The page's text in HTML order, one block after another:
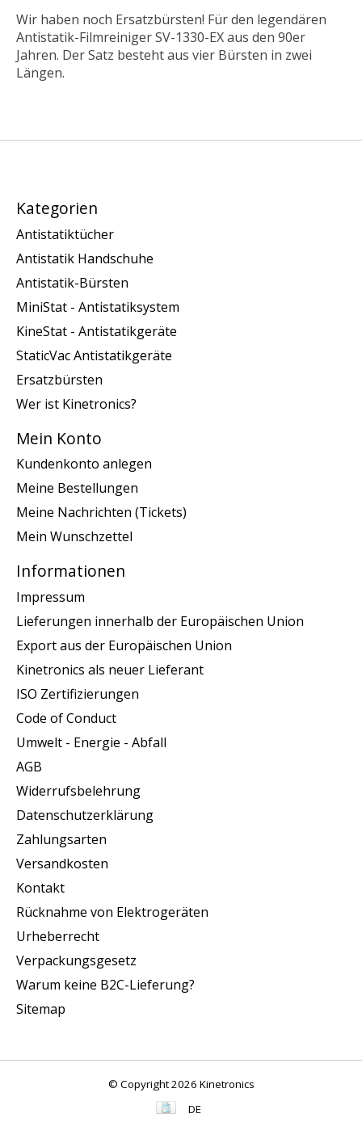
Wir haben noch Ersatzbürsten! Für den legendären
Antistatik-Filmreiniger SV-1330-EX aus den 90er
Jahren. Der Satz besteht aus vier Bürsten in zwei
Längen.
Kategorien
Antistatiktücher
Antistatik Handschuhe
Antistatik-Bürsten
MiniStat - Antistatiksystem
KineStat - Antistatikgeräte
StaticVac Antistatikgeräte
Ersatzbürsten
Wer ist Kinetronics?
Mein Konto
Kundenkonto anlegen
Meine Bestellungen
Meine Nachrichten (Tickets)
Mein Wunschzettel
Informationen
Impressum
Lieferungen innerhalb der Europäischen Union
Export aus der Europäischen Union
Kinetronics als neuer Lieferant
ISO Zertifizierungen
Code of Conduct
Umwelt - Energie - Abfall
AGB
Widerrufsbelehrung
Datenschutzerklärung
Zahlungsarten
Versandkosten
Kontakt
Rücknahme von Elektrogeräten
Urheberrecht
Verpackungsgesetz
Warum keine B2C-Lieferung?
Sitemap
© Copyright 2026 Kinetronics
DE